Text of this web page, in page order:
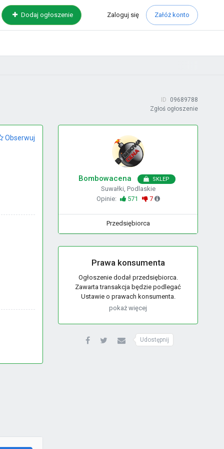
Dodaj ogłoszenie Zaloguj się Załóż konto
ID
09689788
Zgłoś ogłoszenie
Obserwuj
Bombowacena SKLEP
Suwałki, Podlaskie
Opinie:
571 7
Przedsiębiorca
Prawa konsumenta
Ogłoszenie dodał przedsiębiorca.
Zawarta transakcja będzie podlegać
Ustawie o prawach konsumenta.
pokaż więcej
Udostępnij